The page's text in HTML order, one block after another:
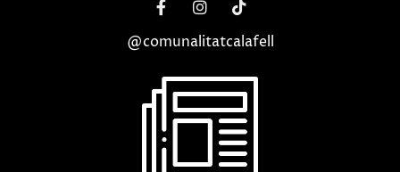
@comunalitatcalafell